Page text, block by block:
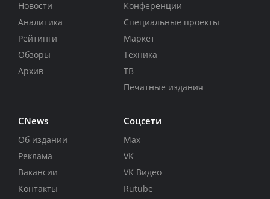
Новости
Аналитика
Рейтинги
Обзоры
Архив
Конференции
Специальные проекты
Маркет
Техника
ТВ
Печатные издания
CNews
Об издании
Реклама
Вакансии
Контакты
Соцсети
Max
VK
VK Видео
Rutube